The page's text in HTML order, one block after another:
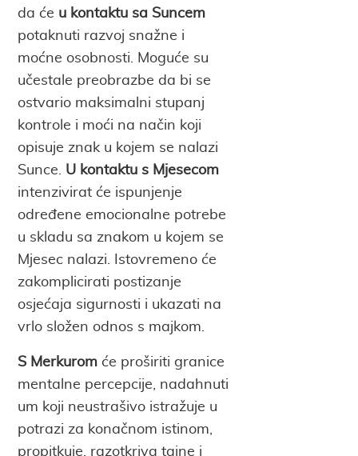
da će u kontaktu sa Suncem
potaknuti razvoj snažne i
moćne osobnosti. Moguće su
učestale preobrazbe da bi se
ostvario maksimalni stupanj
kontrole i moći na način koji
opisuje znak u kojem se nalazi
Sunce. U kontaktu s Mjesecom
intenzivirat će ispunjenje
određene emocionalne potrebe
u skladu sa znakom u kojem se
Mjesec nalazi. Istovremeno će
zakomplicirati postizanje
osjećaja sigurnosti i ukazati na
vrlo složen odnos s majkom.
S Merkurom će proširiti granice
mentalne percepcije, nadahnuti
um koji neustrašivo istražuje u
potrazi za konačnom istinom,
propitkuje, razotkriva tajne i